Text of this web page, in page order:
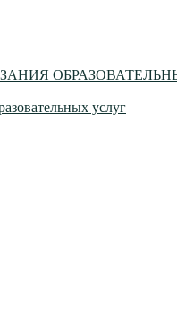
услуг